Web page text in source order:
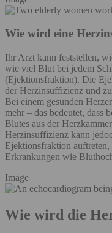
Wie wird eine
Ihr Arzt kann feststellen,
wie viel Blut bei jedem
(Ejektionsfraktion). Die
der Herzinsuffizienz und
Bei einem gesunden
mehr – das bedeutet, dass
Blutes aus der
Herzinsuffizienz kann
Ejektionsfraktion
Erkrankungen wie
Image
Wie wird die